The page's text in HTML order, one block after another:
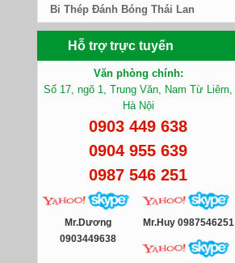
Bi Thép Đánh Bóng Thái Lan
Hỗ trợ trực tuyến
Văn phòng chính:
Số 17, ngõ 1, Trung Văn, Nam Từ Liêm,
Hà Nội
0903 449 638
0904 955 639
0987 546 251
Mr.Dương
0903449638
Mr.Huy 0987546251